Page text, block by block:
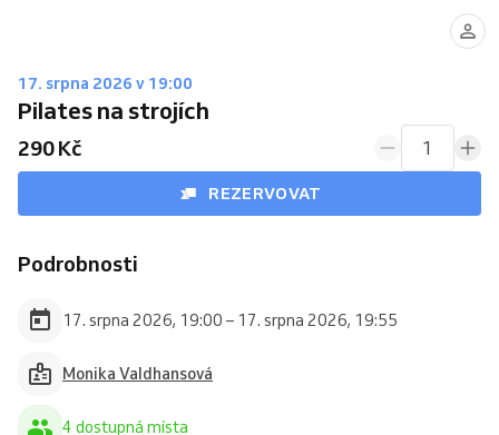
17. srpna 2026 v 19:00
Pilates na strojích
290 Kč 1
REZERVOVAT
Podrobnosti
17. srpna 2026, 19:00 – 17. srpna 2026, 19:55
Monika Valdhansová
4 dostupná místa